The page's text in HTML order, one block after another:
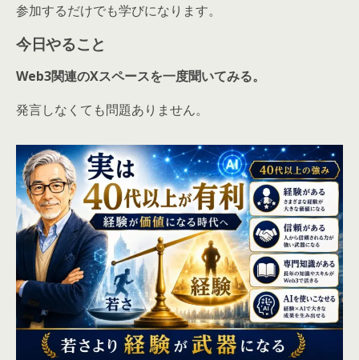
参加するだけでも学びになります。
今日やること
Web3関連のXスペースを一度聞いてみる。
発言しなくても問題ありません。